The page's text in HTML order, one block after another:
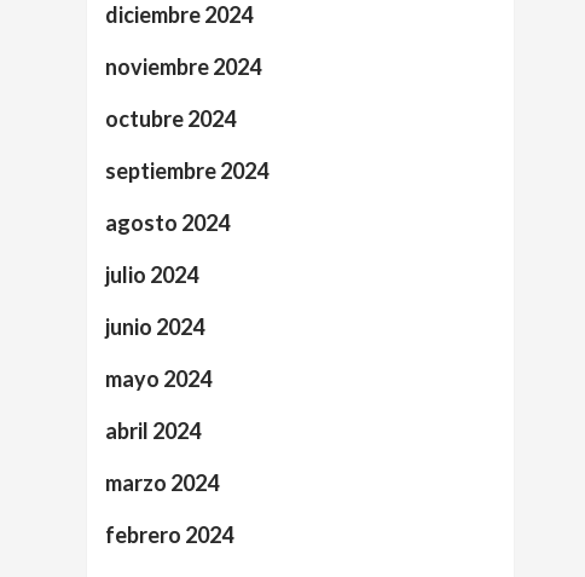
diciembre 2024
noviembre 2024
octubre 2024
septiembre 2024
agosto 2024
julio 2024
junio 2024
mayo 2024
abril 2024
marzo 2024
febrero 2024